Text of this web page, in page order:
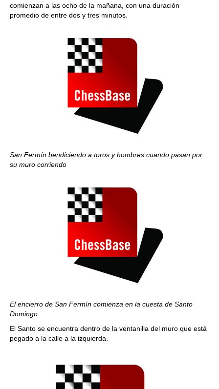
comienzan a las ocho de la mañana, con una duración
promedio de entre dos y tres minutos.
San Fermín bendiciendo a toros y hombres cuando pasan por
su muro corriendo
El encierro de San Fermín comienza en la cuesta de Santo
Domingo
El Santo se encuentra dentro de la ventanilla del muro que está
pegado a la calle a la izquierda.